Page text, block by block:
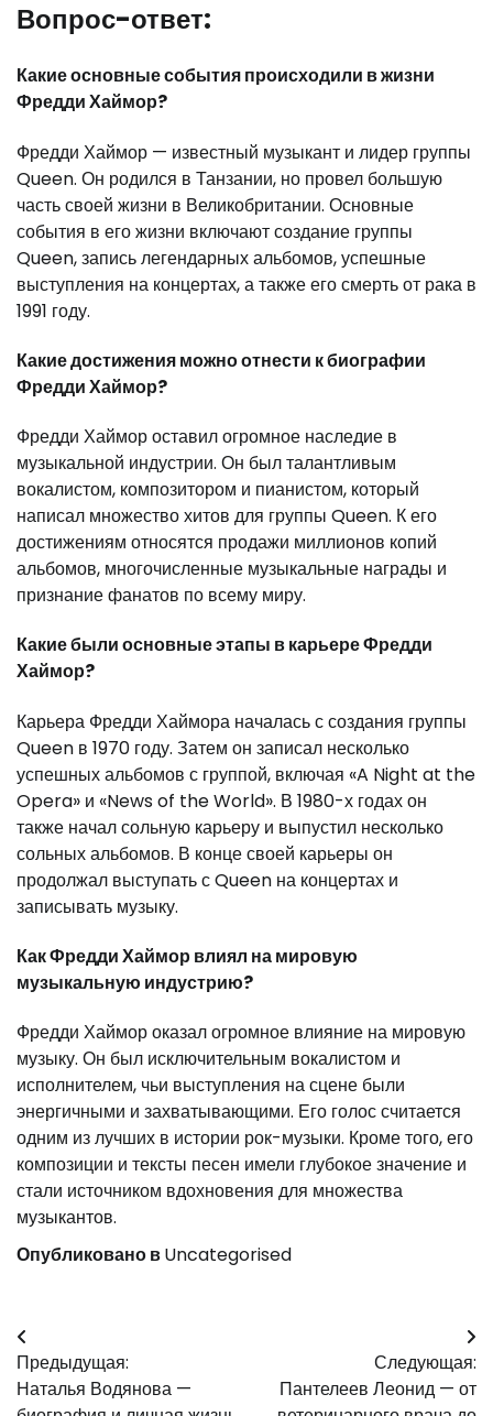
Вопрос-ответ:
Какие основные события происходили в жизни
Фредди Хаймор?
Фредди Хаймор — известный музыкант и лидер группы
Queen. Он родился в Танзании, но провел большую
часть своей жизни в Великобритании. Основные
события в его жизни включают создание группы
Queen, запись легендарных альбомов, успешные
выступления на концертах, а также его смерть от рака в
1991 году.
Какие достижения можно отнести к биографии
Фредди Хаймор?
Фредди Хаймор оставил огромное наследие в
музыкальной индустрии. Он был талантливым
вокалистом, композитором и пианистом, который
написал множество хитов для группы Queen. К его
достижениям относятся продажи миллионов копий
альбомов, многочисленные музыкальные награды и
признание фанатов по всему миру.
Какие были основные этапы в карьере Фредди
Хаймор?
Карьера Фредди Хаймора началась с создания группы
Queen в 1970 году. Затем он записал несколько
успешных альбомов с группой, включая «A Night at the
Opera» и «News of the World». В 1980-х годах он
также начал сольную карьеру и выпустил несколько
сольных альбомов. В конце своей карьеры он
продолжал выступать с Queen на концертах и
записывать музыку.
Как Фредди Хаймор влиял на мировую
музыкальную индустрию?
Фредди Хаймор оказал огромное влияние на мировую
музыку. Он был исключительным вокалистом и
исполнителем, чьи выступления на сцене были
энергичными и захватывающими. Его голос считается
одним из лучших в истории рок-музыки. Кроме того, его
композиции и тексты песен имели глубокое значение и
стали источником вдохновения для множества
музыкантов.
Опубликовано вUncategorised
Навигация
по
Предыдущая:
Наталья Водянова —
Следующая:
Пантелеев Леонид — от